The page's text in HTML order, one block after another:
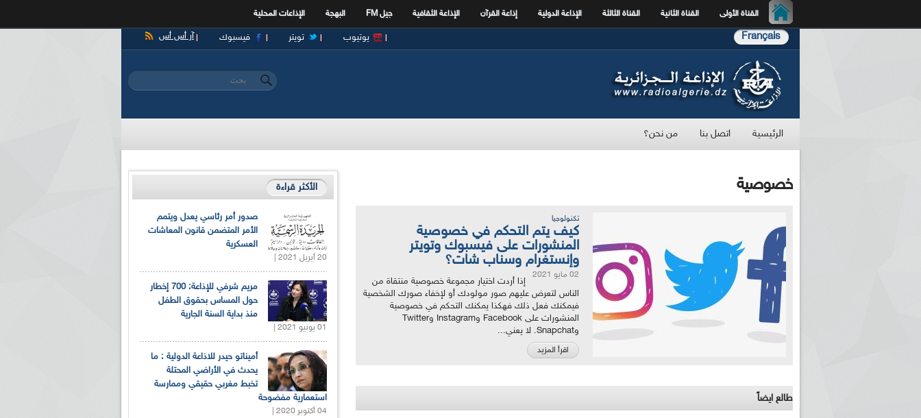
القناة الأولى القناة الثانية القناة الثالثة الإذاعة الدولية إذاعة القرآن الإذاعة الثقافية جيل FM البهجة الإذاعات المحلية
Français آر أس أس فيسبوك تويتر يوتيوب
استمارة البحث
‏بحث ‏
الرئيسية اتصل بنا من نحن؟
خصوصية
تكنولوجيا
كيف يتم التحكم في خصوصية
المنشورات على فيسبوك وتويتر
وإنستغرام وسناب شات؟
02 مايو 2021
إذا أردت اختيار مجموعة خصوصية منتقاة من
الناس لتعرض عليهم صور مولودك أو لإخفاء صورك الشخصية
فيمكنك فعل ذلك فهكذا يمكنك التحكم في خصوصية
المنشورات على Facebook وInstagram وTwitter
وSnapchat. لا يعني...
اقرأ المزيد
طالع ايضاً
الأكثر قراءة
صدور أمر رئاسي يعدل ويتمم
الأمر المتضمن قانون المعاشات
العسكرية
20 أبريل 2021 |
مريم شرفي للإذاعة: 700 إخطار
حول المساس بحقوق الطفل
منذ بداية السنة الجارية
01 يونيو 2021 |
أميناتو حيدر للاذاعة الدولية : ما
يحدث في الأراضي المحتلة
تخبط مغربي حقيقي وممارسة
استعمارية مفضوحة
04 أكتوبر 2020 |